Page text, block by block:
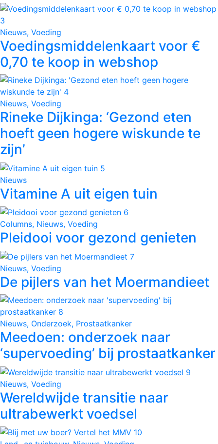
Nieuws, Voeding
Voedingsmiddelenkaart voor €
0,70 te koop in webshop
Nieuws, Voeding
Rineke Dijkinga: ‘Gezond eten
hoeft geen hogere wiskunde te
zijn’
Nieuws
Vitamine A uit eigen tuin
Columns, Nieuws, Voeding
Pleidooi voor gezond genieten
Nieuws, Voeding
De pijlers van het Moermandieet
Nieuws, Onderzoek, Prostaatkanker
Meedoen: onderzoek naar
‘supervoeding’ bij prostaatkanker
Nieuws, Voeding
Wereldwijde transitie naar
ultrabewerkt voedsel